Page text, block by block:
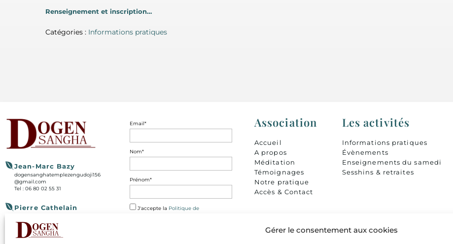
Gérer le consentement aux cookies
Renseignement et inscription…
Catégories : Informations pratiques
Jean-Marc Bazy
dogensanghatemplezengudoji156
@gmail.com
Tel : 06 80 02 55 31
Pierre Cathelain
Tél : 06 08 99 98 65
Email*
Nom*
Prénom*
J'accepte la Politique de
Association
Accueil
A propos
Méditation
Témoignages
Notre pratique
Accès & Contact
Les activités
Informations pratiques
Évènements
Enseignements du samedi
Sesshins & retraites